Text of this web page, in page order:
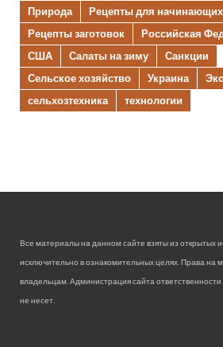
Природа
Рецепты для начинающих
Рецепты заготовок
Российская
США
Салаты на зиму
Санкции
Сельское хозяйство
Украина
сельхозтехника
технологии
Все материалы на данном сайте взяты из открытых
исключительно в ознакомительных целях. Права на
владельцам. Администрация сайта
не несет.